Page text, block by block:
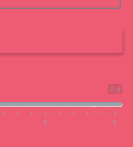
0 ₫
0 0